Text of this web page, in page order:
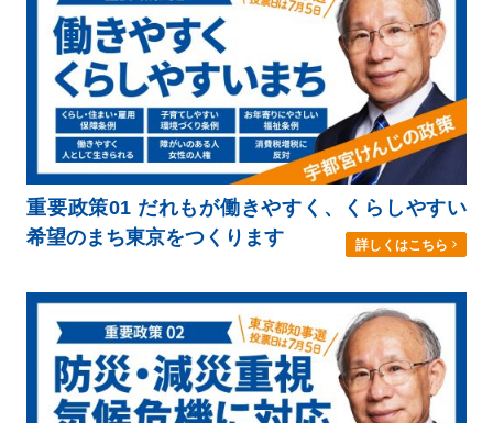
重要政策01 だれもが働きやすく、くらしやすい
希望のまち東京をつくります
詳しくはこちら